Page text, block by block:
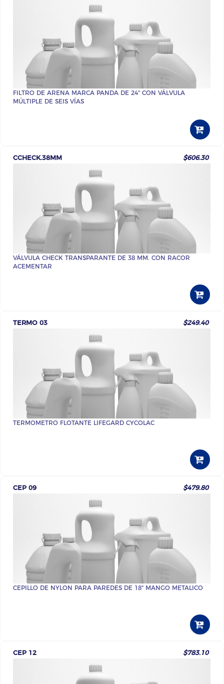
FILTRO DE ARENA MARCA PANDA DE 24" CON VÁLVULA
MÚLTIPLE DE SEIS VÍAS
CCHECK.38MM $606.30
VÁLVULA CHECK TRANSPARANTE DE 38 MM. CON RACOR
ACEMENTAR
TERMO 03 $249.40
TERMOMETRO FLOTANTE LIFEGARD CYCOLAC
CEP 09 $479.80
CEPILLO DE NYLON PARA PAREDES DE 18" MANGO METALICO
CEP 12 $783.10